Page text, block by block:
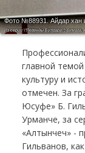
Фото №88931.Айдар хан
Из серии \"Легенды Булгара\"; бумага,
главной
культуру и
отмечен. За
Юсуфе» Б.
Урманче, за
«Алтынчеч» -
Гильванов,